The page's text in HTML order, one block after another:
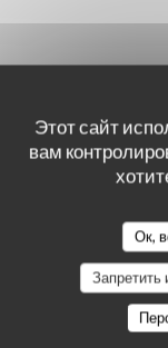
Этот сайт
вам
Ок,
Запретить
наших
: 4 /5